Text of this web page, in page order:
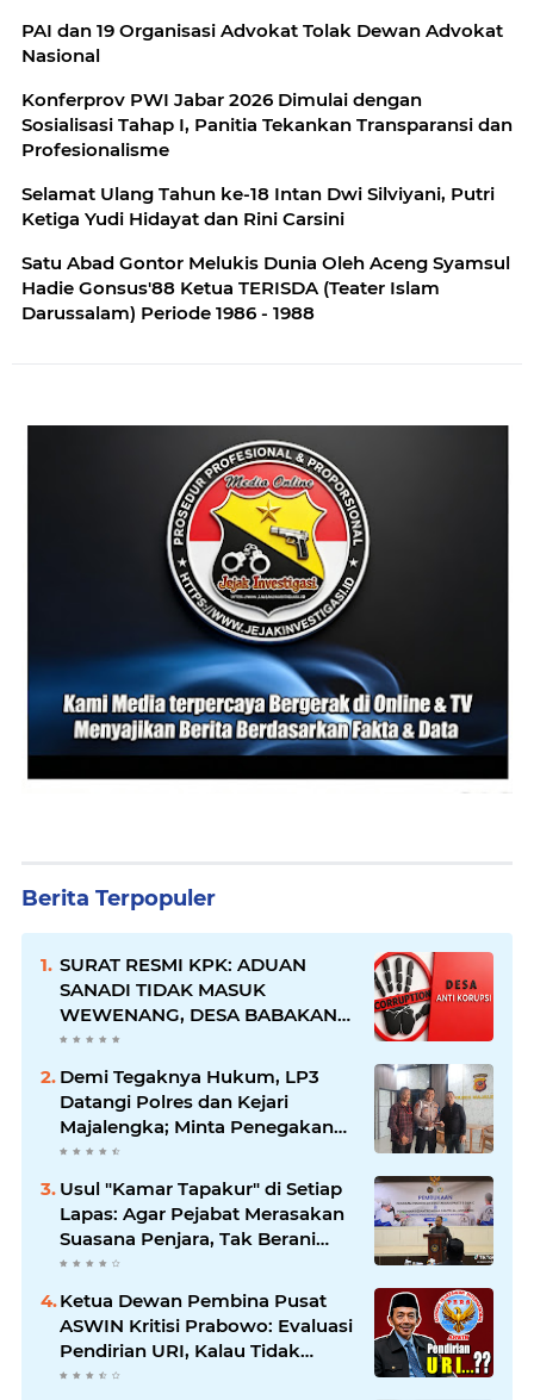
PAI dan 19 Organisasi Advokat Tolak Dewan Advokat
Nasional
Konferprov PWI Jabar 2026 Dimulai dengan
Sosialisasi Tahap I, Panitia Tekankan Transparansi dan
Profesionalisme
Selamat Ulang Tahun ke-18 Intan Dwi Silviyani, Putri
Ketiga Yudi Hidayat dan Rini Carsini
Satu Abad Gontor Melukis Dunia Oleh Aceng Syamsul
Hadie Gonsus'88 Ketua TERISDA (Teater Islam
Darussalam) Periode 1986 - 1988
Berita Terpopuler
SURAT RESMI KPK: ADUAN
SANADI TIDAK MASUK
WEWENANG, DESA BABAKAN
JUSTRU DITETAPKAN DESA
ANTI KORUPSI OLEH
KEJAKSAAN
Demi Tegaknya Hukum, LP3
Datangi Polres dan Kejari
Majalengka; Minta Penegakan
Proporsional: Restoratif untuk
Lemah, Tegas untuk Narkoba &
Oknum
Usul "Kamar Tapakur" di Setiap
Lapas: Agar Pejabat Merasakan
Suasana Penjara, Tak Berani
Korupsi dan Menyalahgunakan
Ketua Dewan Pembina Pusat
ASWIN Kritisi Prabowo: Evaluasi
Pendirian URI, Kalau Tidak
Mendesak Sebaiknya